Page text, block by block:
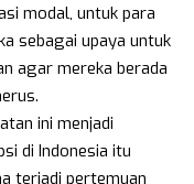
modal, untuk para
sebagai upaya untuk
agar mereka berada
ini menjadi
di Indonesia itu
terjadi pertemuan